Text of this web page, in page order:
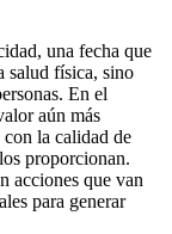
, una fecha que
salud física, sino
En el
aún más
la calidad de
proporcionan.
acciones que van
para generar